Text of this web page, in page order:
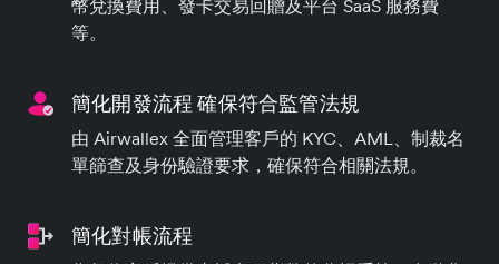
幣兌換費用、發卡交易回贈及平台 SaaS 服務費
等。
簡化開發流程 確保符合監管法規
由 Airwallex 全面管理客戶的 KYC、AML、制裁名
單篩查及身份驗證要求，確保符合相關法規。
簡化對帳流程